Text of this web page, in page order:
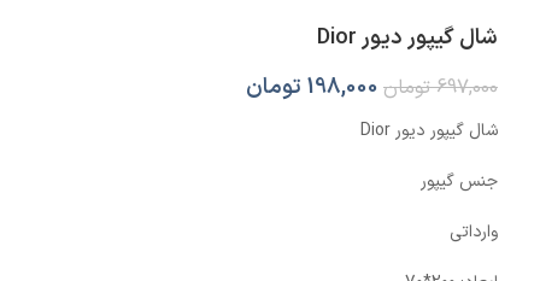
شال گیپور دیور Dior
697,000 تومان 198,000 تومان
شال گیپور دیور Dior
جنس گیپور
وارداتی